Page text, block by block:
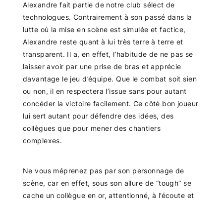
Alexandre fait partie de notre club sélect de
technologues. Contrairement à son passé dans la
lutte où la mise en scène est simulée et factice,
Alexandre reste quant à lui très terre à terre et
transparent. Il a, en effet, l’habitude de ne pas se
laisser avoir par une prise de bras et apprécie
davantage le jeu d’équipe. Que le combat soit sien
ou non, il en respectera l’issue sans pour autant
concéder la victoire facilement. Ce côté bon joueur
lui sert autant pour défendre des idées, des
collègues que pour mener des chantiers
complexes.
Ne vous méprenez pas par son personnage de
scène, car en effet, sous son allure de “tough” se
cache un collègue en or, attentionné, à l’écoute et